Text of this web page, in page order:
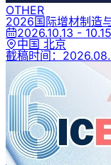
OTHER
2026国际增材制造
2026.10.13 - 10.15
中国 北京
截稿时间：